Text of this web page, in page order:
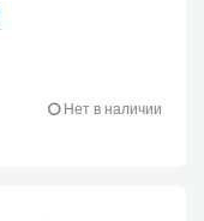
Нет в наличии